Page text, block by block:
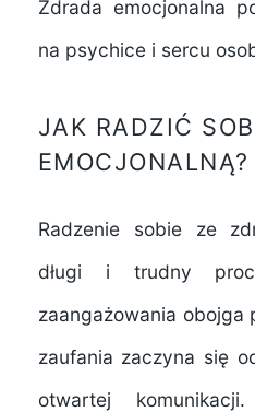
Zdrada emocjonalna
na psychice i sercu
JAK RADZIĆ
EMOCJONALNĄ?
Radzenie sobie ze
długi i trudny
zaangażowania obojga
zaufania zaczyna się
otwartej